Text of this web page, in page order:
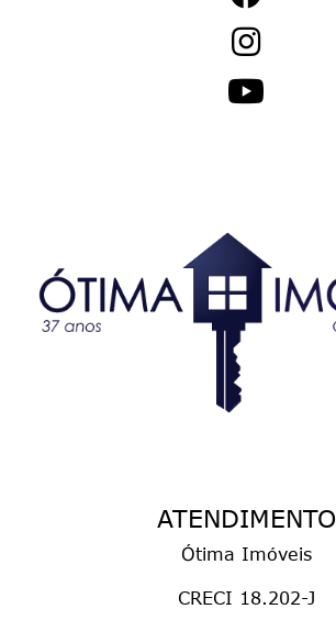
ATENDIMENTO
Ótima Imóveis
CRECI 18.202-J